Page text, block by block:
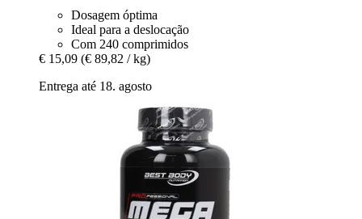
Dosagem óptima
Ideal para a deslocação
Com 240 comprimidos
€ 15,09 (€ 89,82 / kg)
Entrega até 18. agosto